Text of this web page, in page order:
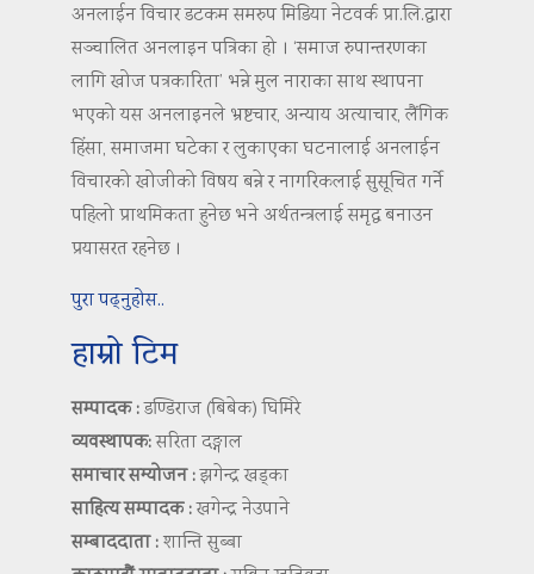
अनलाईन विचार डटकम समरुप मिडिया नेटवर्क प्रा.लि.द्वारा
सञ्चालित अनलाइन पत्रिका हो । ‘समाज रुपान्तरणका
लागि खोज पत्रकारिता’ भन्ने मुल नाराका साथ स्थापना
भएको यस अनलाइनले भ्रष्टचार, अन्याय अत्याचार, लैंगिक
हिंसा, समाजमा घटेका र लुकाएका घटनालाई अनलाईन
विचारको खोजीको विषय बन्ने र नागरिकलाई सुसूचित गर्ने
पहिलो प्राथमिकता हुनेछ भने अर्थतन्त्रलाई समृद्ध बनाउन
प्रयासरत रहनेछ ।
पुरा पढ्नुहोस..
हाम्रो टिम
सम्पादक :डण्डिराज (बिबेक) घिमिरे
व्यवस्थापक:सरिता दङ्गाल
समाचार सम्योजन :झगेन्द्र खड्का
साहित्य सम्पादक :खगेन्द्र नेउपाने
सम्बाददाता :शान्ति सुब्बा